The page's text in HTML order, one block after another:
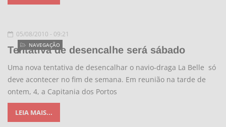
NAVEGAÇÃO
05/08/2010 - 09:21
Tentativa de desencalhe será sábado
Uma nova tentativa de desencalhar o navio-draga La Belle só
deve acontecer no fim de semana. Em reunião na tarde de
ontem, 4, a Capitania dos Portos
LEIA MAIS...